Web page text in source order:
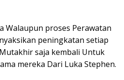
Walaupun proses Perawatan
peningkatan setiap
saja kembali Untuk
mereka Dari Luka Stephen.